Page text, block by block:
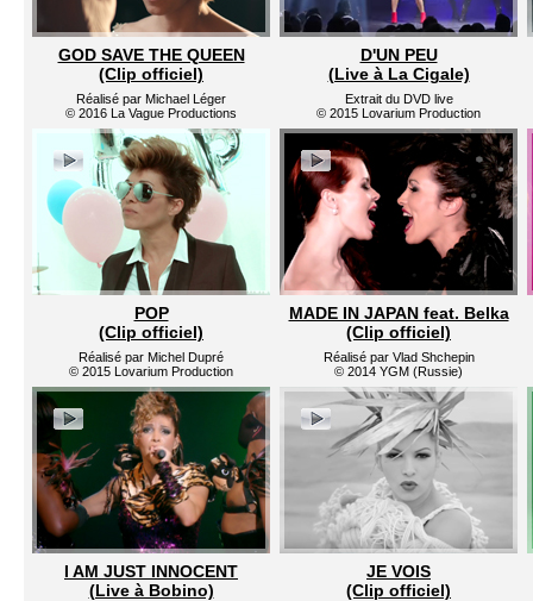
GOD SAVE THE QUEEN
(Clip officiel)
D'UN PEU
(Live à La Cigale)
Réalisé par Michael Léger
© 2016 La Vague Productions
Extrait du DVD live
© 2015 Lovarium Production
POP
(Clip officiel)
MADE IN JAPAN feat. Belka
(Clip officiel)
Réalisé par Michel Dupré
© 2015 Lovarium Production
Réalisé par Vlad Shchepin
© 2014 YGM (Russie)
I AM JUST INNOCENT
(Live à Bobino)
JE VOIS
(Clip officiel)